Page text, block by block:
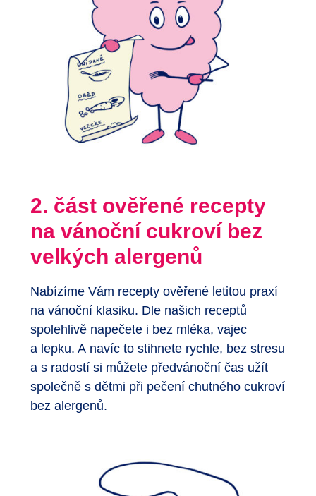
2. část ověřené recepty
na vánoční cukroví bez
velkých alergenů
Nabízíme Vám recepty ověřené letitou praxí
na vánoční klasiku. Dle našich receptů
spolehlivě napečete i bez mléka, vajec
a lepku. A navíc to stihnete rychle, bez stresu
a s radostí si můžete předvánoční čas užít
společně s dětmi při pečení chutného cukroví
bez alergenů.